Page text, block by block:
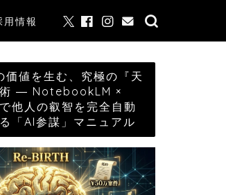
用情報
価値を生む、究極の『天
術 ― NotebookLM ×
他人の叡智を完全自動
「AI参謀」マニュアル